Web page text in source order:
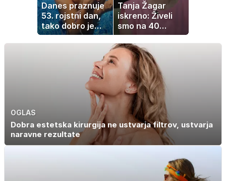
Danes praznuje
53. rojstni dan,
tako dobro je
videti znana
Slovenka
Tanja Žagar
iskreno: Živeli
smo na 40
kvadratih, a
imela sem vse,
kar otrok
potrebuje
OGLAS
Dobra estetska kirurgija ne ustvarja filtrov, ustvarja
naravne rezultate